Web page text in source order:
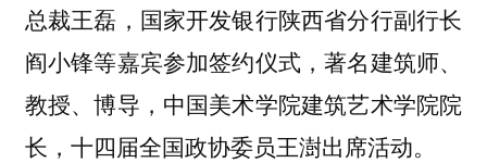
总裁王磊，国家开发银行陕西省分行副行长
阎小锋等嘉宾参加签约仪式，著名建筑师、
教授、博导，中国美术学院建筑艺术学院院
长，十四届全国政协委员王澍出席活动。